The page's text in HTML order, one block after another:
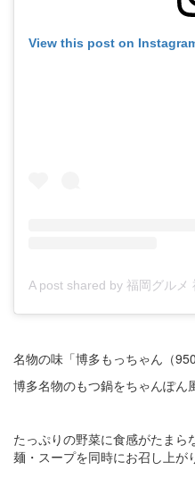
View this post on
名物の味「博多もっちゃん（950
博多名物のもつ鍋をちゃんぽん
たっぷりの野菜に食感がたま
麺・スープを同時にお召し上が